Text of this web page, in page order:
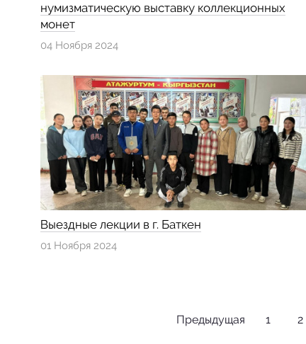
нумизматическую выставку коллекционных
монет
04 Ноября 2024
Выездные лекции в г. Баткен
01 Ноября 2024
Предыдущая 1 2